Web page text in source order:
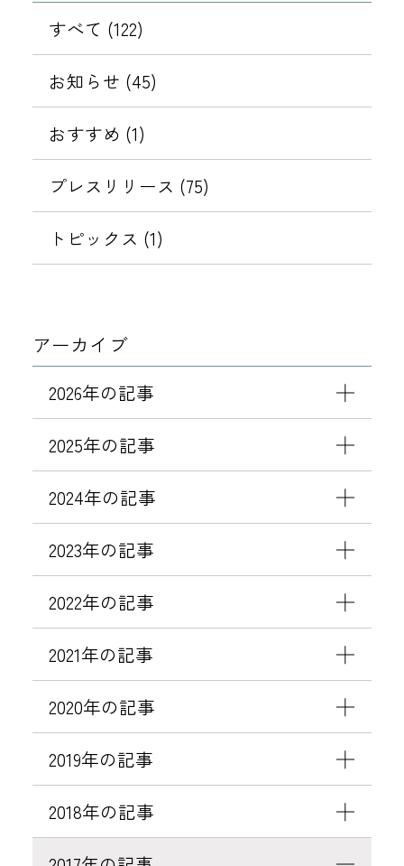
すべて (122)
お知らせ (45)
おすすめ (1)
プレスリリース (75)
トピックス (1)
アーカイブ
2026年の記事
2025年の記事
2024年の記事
2023年の記事
2022年の記事
2021年の記事
2020年の記事
2019年の記事
2018年の記事